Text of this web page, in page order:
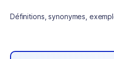
Définitions, synonymes,